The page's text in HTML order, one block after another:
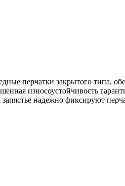
перчатки закрытого типа,
износоустойчивость
надежно фиксируют